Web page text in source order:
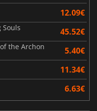
12.09€
Souls 45.52€
the Archon 5.40€
11.34€
6.63€